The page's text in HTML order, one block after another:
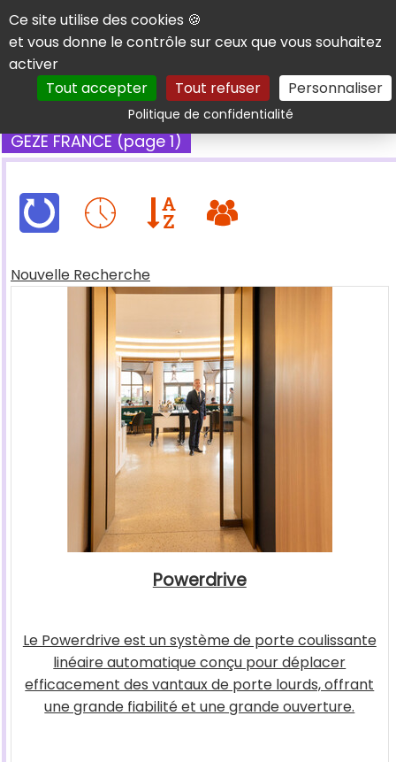
Panneau de gestion des cookies
Ce site utilise des cookies 🍪
et vous donne le contrôle sur ceux que vous souhaitez
activer
Tout accepter
Tout refuser Personnaliser
Politique de confidentialitéRechercher
GEZE FRANCE (page 1)
Nouvelle Recherche
Powerdrive
Le Powerdrive est un système de porte coulissante
linéaire automatique conçu pour déplacer
efficacement des vantaux de porte lourds, offrant
une grande fiabilité et une grande ouverture.